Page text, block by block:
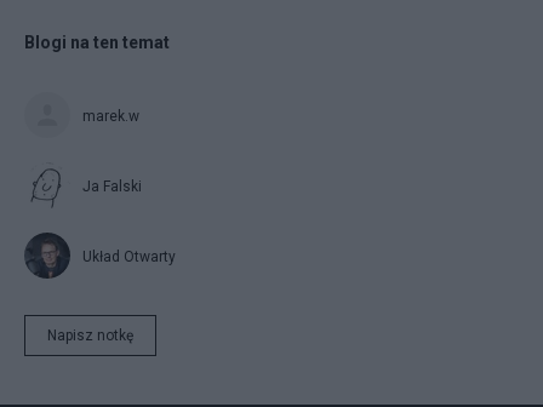
Blogi na ten temat
marek.w
Ja Falski
Układ Otwarty
Napisz notkę